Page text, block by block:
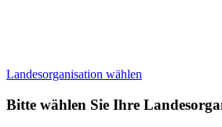
Landesorganisation wählen
Bitte wählen Sie Ihre